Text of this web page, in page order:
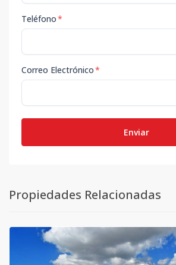
Teléfono*
Correo Electrónico*
Enviar
Propiedades Relacionadas